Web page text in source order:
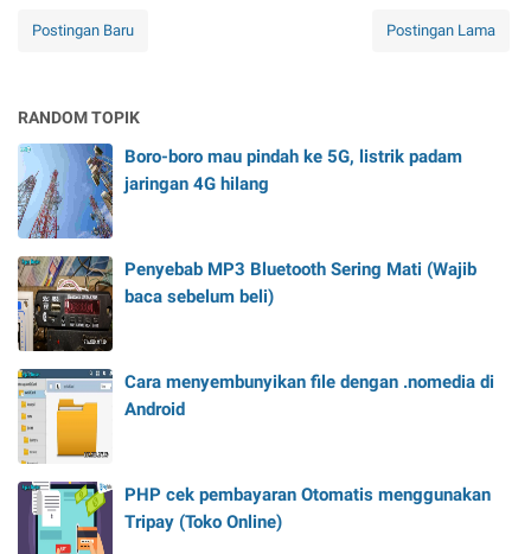
Postingan Baru Postingan Lama
RANDOM TOPIK
Boro-boro mau pindah ke 5G, listrik padam
jaringan 4G hilang
Penyebab MP3 Bluetooth Sering Mati (Wajib
baca sebelum beli)
Cara menyembunyikan file dengan .nomedia di
Android
PHP cek pembayaran Otomatis menggunakan
Tripay (Toko Online)